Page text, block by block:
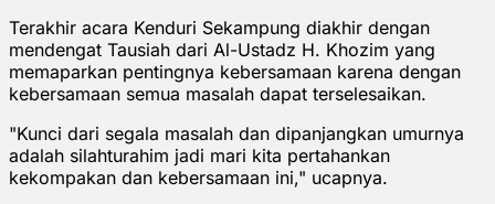
Terakhir acara Kenduri Sekampung diakhir dengan
mendengat Tausiah dari Al-Ustadz H. Khozim yang
memaparkan pentingnya kebersamaan karena dengan
kebersamaan semua masalah dapat terselesaikan.
"Kunci dari segala masalah dan dipanjangkan umurnya
adalah silahturahim jadi mari kita pertahankan
kekompakan dan kebersamaan ini," ucapnya.